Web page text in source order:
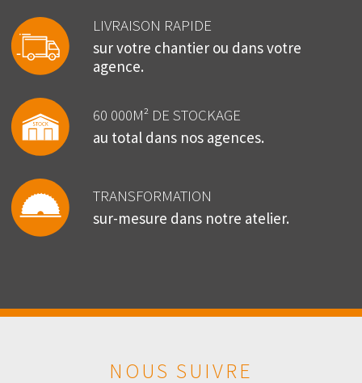
LIVRAISON RAPIDE
sur votre chantier ou dans votre
agence.
60 000M² DE STOCKAGE
au total dans nos agences.
TRANSFORMATION
sur-mesure dans notre atelier.
NOUS SUIVRE